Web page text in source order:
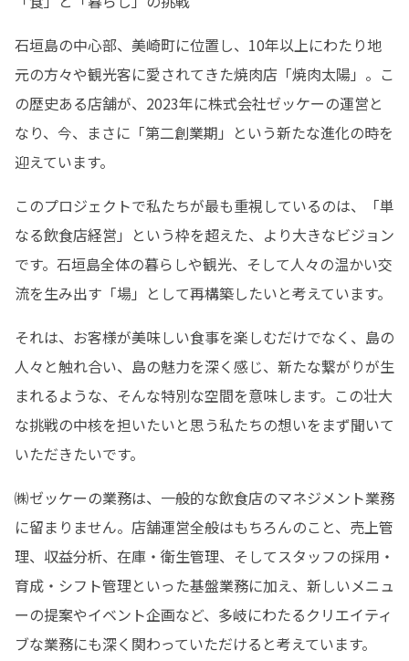
石垣島の中心部、美崎町に位置し、10年以上にわたり地
元の方々や観光客に愛されてきた焼肉店「焼肉太陽」。こ
の歴史ある店舗が、2023年に株式会社ゼッケーの運営と
なり、今、まさに「第二創業期」という新たな進化の時を
迎えています。
このプロジェクトで私たちが最も重視しているのは、「単
なる飲食店経営」という枠を超えた、より大きなビジョン
です。石垣島全体の暮らしや観光、そして人々の温かい交
流を生み出す「場」として再構築したいと考えています。
それは、お客様が美味しい食事を楽しむだけでなく、島の
人々と触れ合い、島の魅力を深く感じ、新たな繋がりが生
まれるような、そんな特別な空間を意味します。この壮大
な挑戦の中核を担いたいと思う私たちの想いをまず聞いて
いただきたいです。
㈱ゼッケーの業務は、一般的な飲食店のマネジメント業務
に留まりません。店舗運営全般はもちろんのこと、売上管
理、収益分析、在庫・衛生管理、そしてスタッフの採用・
育成・シフト管理といった基盤業務に加え、新しいメニュ
ーの提案やイベント企画など、多岐にわたるクリエイティ
ブな業務にも深く関わっていただけると考えています。